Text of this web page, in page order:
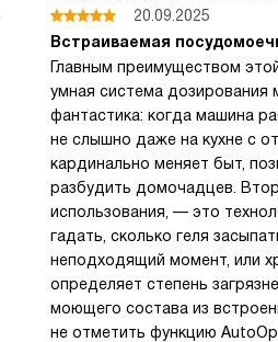
20.09.2025
Встраиваемая
Главным преимуществом
умная система
фантастика: когда машина
не слышно даже на кухне с
кардинально меняет быт,
разбудить домочадцев.
использования, — это
гадать, сколько геля
неподходящий момент, или
определяет степень
моющего состава из
не отметить функцию